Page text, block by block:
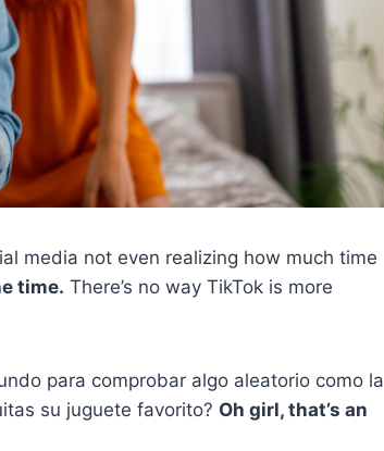
media not even realizing how much time
time. There’s no way TikTok is more
para comprobar algo aleatorio como la
su juguete favorito? Oh girl, that’s an